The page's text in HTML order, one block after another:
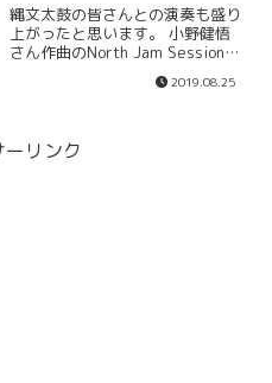
縄文太鼓の皆さんとの演奏も盛り
上がったと思います。 小野健悟
さん作曲のNorth Jam Session
達と戦慄)」初披露出来ました。
2019.08.25
ーリンク